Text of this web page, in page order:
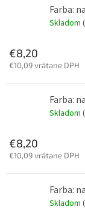
Farba:
Skladom
€8,20
€10,09 vrátane DPH
Farba:
Skladom
€8,20
€10,09 vrátane DPH
Farba:
Skladom